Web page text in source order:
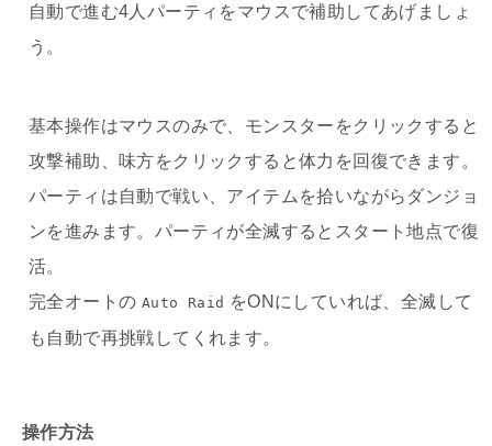
自動で進む4人パーティをマウスで補助してあげましょ
う。
基本操作はマウスのみで、モンスターをクリックすると
攻撃補助、味方をクリックすると体力を回復できます。
パーティは自動で戦い、アイテムを拾いながらダンジョ
ンを進みます。パーティが全滅するとスタート地点で復
活。
完全オートの Auto Raid をONにしていれば、全滅して
も自動で再挑戦してくれます。
操作方法